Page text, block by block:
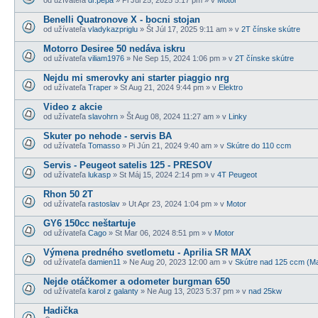
Benelli Quatronove X - bocni stojan
od užívateľa vladykazpriglu » Št Júl 17, 2025 9:11 am » v 2T čínske skútre
Motorro Desiree 50 nedáva iskru
od užívateľa viliam1976 » Ne Sep 15, 2024 1:06 pm » v 2T čínske skútre
Nejdu mi smerovky ani starter piaggio nrg
od užívateľa Traper » St Aug 21, 2024 9:44 pm » v Elektro
Video z akcie
od užívateľa slavohrn » Št Aug 08, 2024 11:27 am » v Linky
Skuter po nehode - servis BA
od užívateľa Tomasso » Pi Jún 21, 2024 9:40 am » v Skútre do 110 ccm
Servis - Peugeot satelis 125 - PRESOV
od užívateľa lukasp » St Máj 15, 2024 2:14 pm » v 4T Peugeot
Rhon 50 2T
od užívateľa rastoslav » Ut Apr 23, 2024 1:04 pm » v Motor
GY6 150cc neštartuje
od užívateľa Cago » St Mar 06, 2024 8:51 pm » v Motor
Výmena predného svetlometu - Aprilia SR MAX
od užívateľa damien11 » Ne Aug 20, 2023 12:00 am » v Skútre nad 125 ccm
Nejde otáčkomer a odometer burgman 650
od užívateľa karol z galanty » Ne Aug 13, 2023 5:37 pm » v nad 25kw
Hadička